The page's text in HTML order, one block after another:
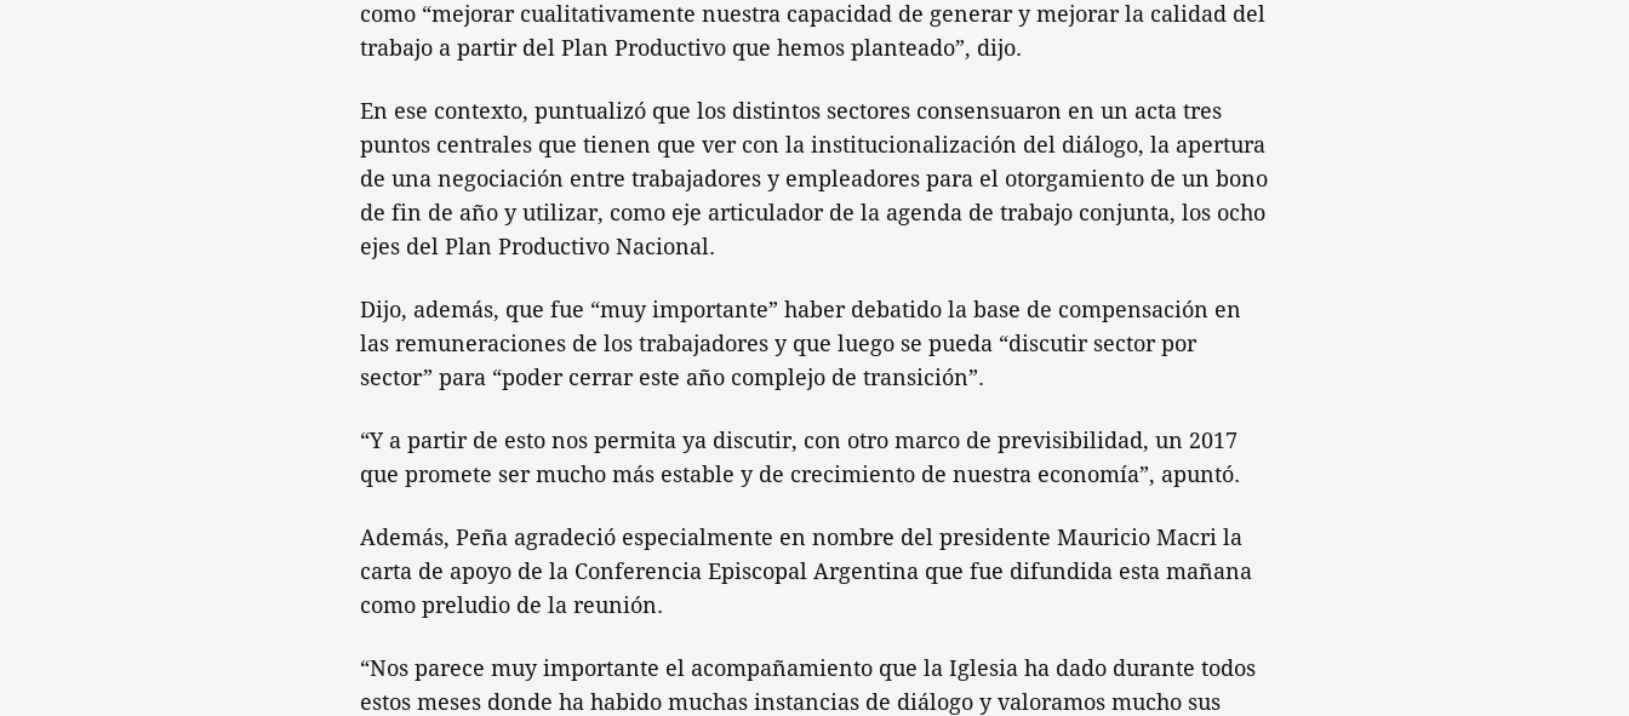
como “mejorar cualitativamente nuestra capacidad de generar y mejorar la calidad del
trabajo a partir del Plan Productivo que hemos planteado”, dijo.
En ese contexto, puntualizó que los distintos sectores consensuaron en un acta tres
puntos centrales que tienen que ver con la institucionalización del diálogo, la apertura
de una negociación entre trabajadores y empleadores para el otorgamiento de un bono
de fin de año y utilizar, como eje articulador de la agenda de trabajo conjunta, los ocho
ejes del Plan Productivo Nacional.
Dijo, además, que fue “muy importante” haber debatido la base de compensación en
las remuneraciones de los trabajadores y que luego se pueda “discutir sector por
sector” para “poder cerrar este año complejo de transición”.
“Y a partir de esto nos permita ya discutir, con otro marco de previsibilidad, un 2017
que promete ser mucho más estable y de crecimiento de nuestra economía”, apuntó.
Además, Peña agradeció especialmente en nombre del presidente Mauricio Macri la
carta de apoyo de la Conferencia Episcopal Argentina que fue difundida esta mañana
como preludio de la reunión.
“Nos parece muy importante el acompañamiento que la Iglesia ha dado durante todos
estos meses donde ha habido muchas instancias de diálogo y valoramos mucho sus